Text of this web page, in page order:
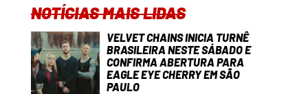
NOTÍCIAS MAIS LIDAS
VELVET CHAINS INICIA TURNÊ
BRASILEIRA NESTE SÁBADO E
CONFIRMA ABERTURA PARA
EAGLE EYE CHERRY EM SÃO
PAULO